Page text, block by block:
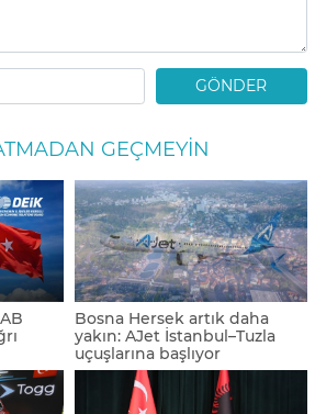
GÖNDER
GEÇMEYIN
Bosna Hersek artık daha
yakın: AJet İstanbul–Tuzla
uçuşlarına başlıyor